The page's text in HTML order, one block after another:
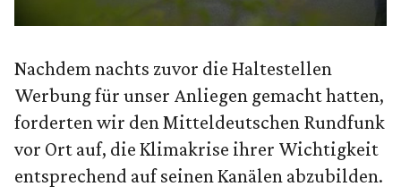
Nachdem nachts zuvor die Haltestellen
Werbung für unser Anliegen gemacht hatten,
forderten wir den Mitteldeutschen Rundfunk
vor Ort auf, die Klimakrise ihrer Wichtigkeit
entsprechend auf seinen Kanälen abzubilden.